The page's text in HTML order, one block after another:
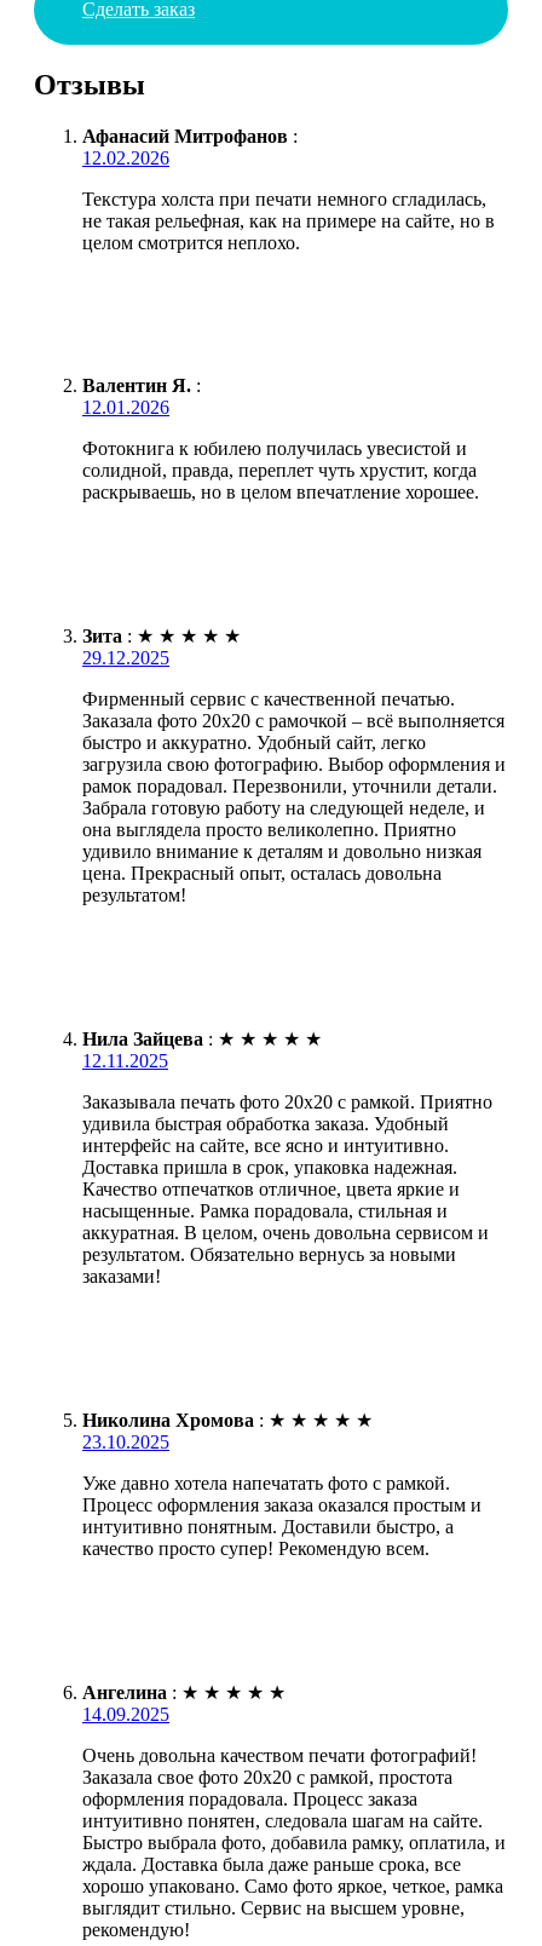
Сделать заказ
Отзывы
Афанасий Митрофанов :
12.02.2026
Текстура холста при печати немного сгладилась,
не такая рельефная, как на примере на сайте, но в
целом смотрится неплохо.
Валентин Я. :
12.01.2026
Фотокнига к юбилею получилась увесистой и
солидной, правда, переплет чуть хрустит, когда
раскрываешь, но в целом впечатление хорошее.
Зита : ★ ★ ★ ★ ★
29.12.2025
Фирменный сервис с качественной печатью.
Заказала фото 20х20 с рамочкой – всё выполняется
быстро и аккуратно. Удобный сайт, легко
загрузила свою фотографию. Выбор оформления и
рамок порадовал. Перезвонили, уточнили детали.
Забрала готовую работу на следующей неделе, и
она выглядела просто великолепно. Приятно
удивило внимание к деталям и довольно низкая
цена. Прекрасный опыт, осталась довольна
результатом!
Нила Зайцева : ★ ★ ★ ★ ★
12.11.2025
Заказывала печать фото 20х20 с рамкой. Приятно
удивила быстрая обработка заказа. Удобный
интерфейс на сайте, все ясно и интуитивно.
Доставка пришла в срок, упаковка надежная.
Качество отпечатков отличное, цвета яркие и
насыщенные. Рамка порадовала, стильная и
аккуратная. В целом, очень довольна сервисом и
результатом. Обязательно вернусь за новыми
заказами!
Николина Хромова : ★ ★ ★ ★ ★
23.10.2025
Уже давно хотела напечатать фото с рамкой.
Процесс оформления заказа оказался простым и
интуитивно понятным. Доставили быстро, а
качество просто супер! Рекомендую всем.
Ангелина : ★ ★ ★ ★ ★
14.09.2025
Очень довольна качеством печати фотографий!
Заказала свое фото 20х20 с рамкой, простота
оформления порадовала. Процесс заказа
интуитивно понятен, следовала шагам на сайте.
Быстро выбрала фото, добавила рамку, оплатила, и
ждала. Доставка была даже раньше срока, все
хорошо упаковано. Само фото яркое, четкое, рамка
выглядит стильно. Сервис на высшем уровне,
рекомендую!